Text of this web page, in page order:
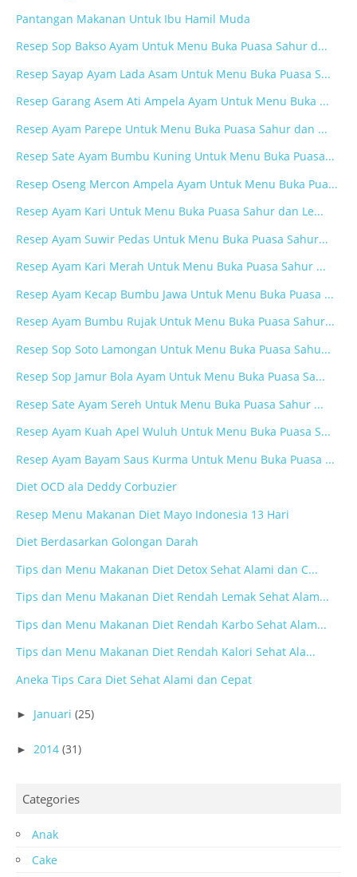
Pantangan Makanan Untuk Ibu Hamil Muda
Resep Sop Bakso Ayam Untuk Menu Buka Puasa Sahur d...
Resep Sayap Ayam Lada Asam Untuk Menu Buka Puasa S...
Resep Garang Asem Ati Ampela Ayam Untuk Menu Buka ...
Resep Ayam Parepe Untuk Menu Buka Puasa Sahur dan ...
Resep Sate Ayam Bumbu Kuning Untuk Menu Buka Puasa...
Resep Oseng Mercon Ampela Ayam Untuk Menu Buka Pua...
Resep Ayam Kari Untuk Menu Buka Puasa Sahur dan Le...
Resep Ayam Suwir Pedas Untuk Menu Buka Puasa Sahur...
Resep Ayam Kari Merah Untuk Menu Buka Puasa Sahur ...
Resep Ayam Kecap Bumbu Jawa Untuk Menu Buka Puasa ...
Resep Ayam Bumbu Rujak Untuk Menu Buka Puasa Sahur...
Resep Sop Soto Lamongan Untuk Menu Buka Puasa Sahu...
Resep Sop Jamur Bola Ayam Untuk Menu Buka Puasa Sa...
Resep Sate Ayam Sereh Untuk Menu Buka Puasa Sahur ...
Resep Ayam Kuah Apel Wuluh Untuk Menu Buka Puasa S...
Resep Ayam Bayam Saus Kurma Untuk Menu Buka Puasa ...
Diet OCD ala Deddy Corbuzier
Resep Menu Makanan Diet Mayo Indonesia 13 Hari
Diet Berdasarkan Golongan Darah
Tips dan Menu Makanan Diet Detox Sehat Alami dan C...
Tips dan Menu Makanan Diet Rendah Lemak Sehat Alam...
Tips dan Menu Makanan Diet Rendah Karbo Sehat Alam...
Tips dan Menu Makanan Diet Rendah Kalori Sehat Ala...
Aneka Tips Cara Diet Sehat Alami dan Cepat
► Januari (25)
► 2014 (31)
Categories
Anak
Cake